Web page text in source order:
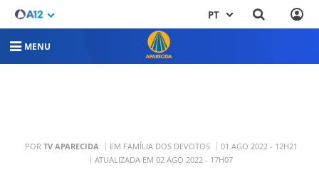
PT
MENU
POR TV APARECIDA EM FAMÍLIA DOS DEVOTOS
01 AGO 2022 - 12H21
ATUALIZADA EM 02 AGO 2022 - 17H07